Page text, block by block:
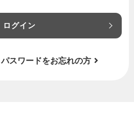
ログイン
パスワードをお忘れの方